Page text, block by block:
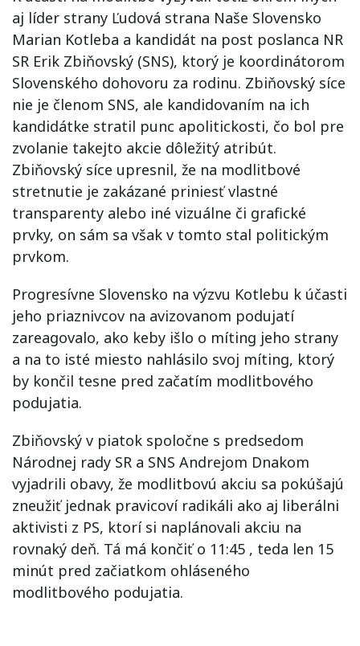
aj líder strany Ľudová strana Naše Slovensko
Marian Kotleba a kandidát na post poslanca NR
SR Erik Zbiňovský (SNS), ktorý je koordinátorom
Slovenského dohovoru za rodinu. Zbiňovský síce
nie je členom SNS, ale kandidovaním na ich
kandidátke stratil punc apolitickosti, čo bol pre
zvolanie takejto akcie dôležitý atribút.
Zbiňovský síce upresnil, že na modlitbové
stretnutie je zakázané priniesť vlastné
transparenty alebo iné vizuálne či grafické
prvky, on sám sa však v tomto stal politickým
prvkom.
Progresívne Slovensko na výzvu Kotlebu k účasti
jeho priaznivcov na avizovanom podujatí
zareagovalo, ako keby išlo o míting jeho strany
a na to isté miesto nahlásilo svoj míting, ktorý
by končil tesne pred začatím modlitbového
podujatia.
Zbiňovský v piatok spoločne s predsedom
Národnej rady SR a SNS Andrejom Dnakom
vyjadrili obavy, že modlitbovú akciu sa pokúšajú
zneužiť jednak pravicoví radikáli ako aj liberálni
aktivisti z PS, ktorí si naplánovali akciu na
rovnaký deň. Tá má končiť o 11:45 , teda len 15
minút pred začiatkom ohláseného
modlitbového podujatia.